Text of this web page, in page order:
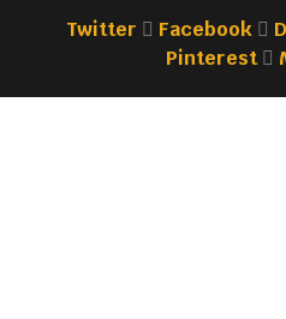
Twitter Facebook
Pinterest